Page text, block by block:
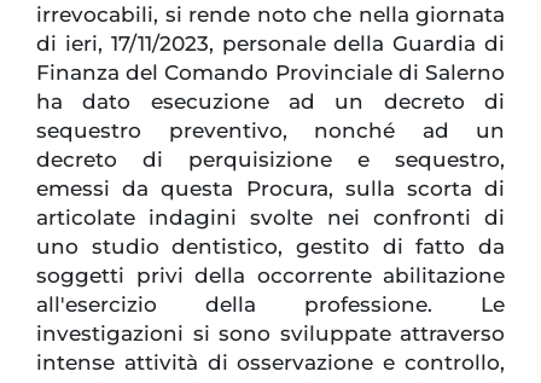
irrevocabili, si rende noto che nella giornata
di ieri, 17/11/2023, personale della Guardia di
Finanza del Comando Provinciale di Salerno
ha dato esecuzione ad un decreto di
sequestro preventivo, nonché ad un
decreto di perquisizione e sequestro,
emessi da questa Procura, sulla scorta di
articolate indagini svolte nei confronti di
uno studio dentistico, gestito di fatto da
soggetti privi della occorrente abilitazione
all'esercizio della professione. Le
investigazioni si sono sviluppate attraverso
intense attività di osservazione e controllo,